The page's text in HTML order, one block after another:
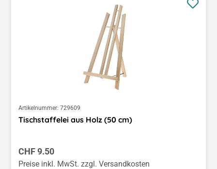
Artikelnummer: 729609
Tischstaffelei aus Holz (50 cm)
Regulärer Preis:
CHF 9.50
Preise inkl. MwSt. zzgl. Versandkosten